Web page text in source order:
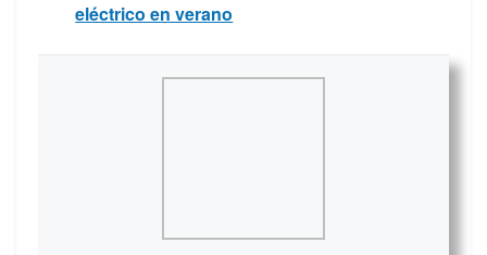
eléctrico en verano